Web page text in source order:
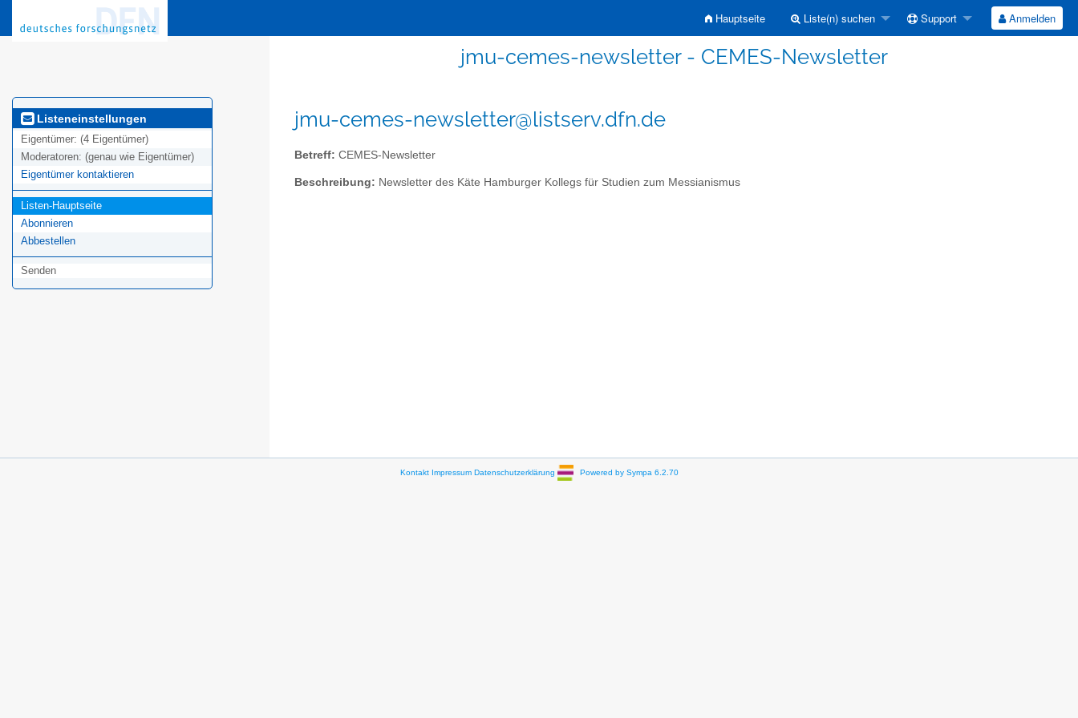
Hauptseite Liste(n) suchen Support Anmelden
jmu-cemes-newsletter - CEMES-Newsletter
Listeneinstellungen
Eigentümer: (4 Eigentümer)
Moderatoren: (genau wie Eigentümer)
Eigentümer kontaktieren
Listen-Hauptseite
Abonnieren
Abbestellen
Senden
jmu-cemes-newsletter@listserv.dfn.de
Betreff: CEMES-Newsletter
Beschreibung: Newsletter des Käte Hamburger Kollegs für Studien zum Messianismus
Kontakt Impressum Datenschutzerklärung Powered by Sympa 6.2.70